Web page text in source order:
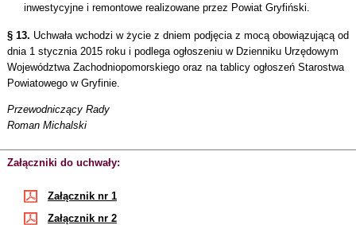
inwestycyjne i remontowe realizowane przez Powiat Gryfiński.
§ 13. Uchwała wchodzi w życie z dniem podjęcia z mocą obowiązującą od
dnia 1 stycznia 2015 roku i podlega ogłoszeniu w Dzienniku Urzędowym
Województwa Zachodniopomorskiego oraz na tablicy ogłoszeń Starostwa
Powiatowego w Gryfinie.
Przewodniczący Rady
Roman Michalski
Załączniki do uchwały:
Załącznik nr 1
Załącznik nr 2